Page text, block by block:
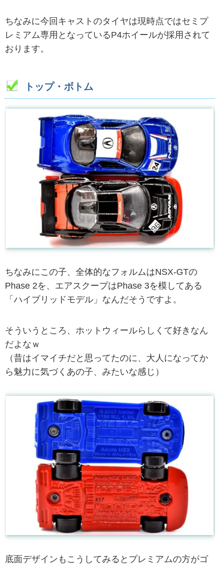
ちなみに今回キャストのタイヤは現時点ではセミプ
レミアム専用となっているP4ホイールが採用されて
おります。
トップ・ボトム
ちなみにこの子、全体的なフォルムはNSX-GTの
Phase 2を、エアスクープはPhase 3を模してある
「ハイブリッドモデル」なんだそうですよ。
そういうところ、ホットウィールらしくて好きなん
だよなｗ
（昔はイマイチだと思ってたのに、大人になってか
ら魅力に気づくあの子、みたいな感じ）
底面デザインもこうしてみるとプレミアムの方がゴ